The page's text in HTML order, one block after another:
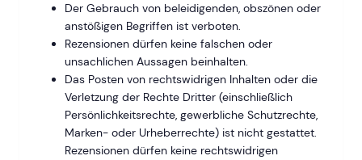
Der Gebrauch von beleidigenden, obszönen oder
anstößigen Begriffen ist verboten.
Rezensionen dürfen keine falschen oder
unsachlichen Aussagen beinhalten.
Das Posten von rechtswidrigen Inhalten oder die
Verletzung der Rechte Dritter (einschließlich
Persönlichkeitsrechte, gewerbliche Schutzrechte,
Marken- oder Urheberrechte) ist nicht gestattet.
Rezensionen dürfen keine rechtswidrigen